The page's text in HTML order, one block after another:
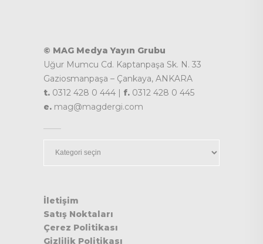
© MAG Medya Yayın Grubu
Uğur Mumcu Cd. Kaptanpaşa Sk. N. 33
Gaziosmanpaşa – Çankaya, ANKARA
t. 0312 428 0 444 | f. 0312 428 0 445
e. mag@magdergi.com
İletişim
Satış Noktaları
Çerez Politikası
Gizlilik Politikası